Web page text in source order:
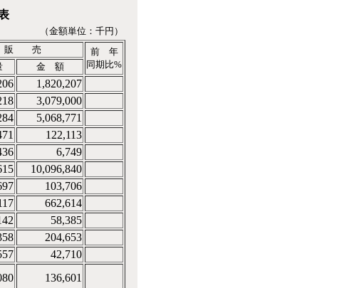
（金額単位：千円）
販 売
前 年
同期比%
金 額
1,820,207
3,079,000
5,068,771
122,113
6,749
10,096,840
103,706
662,614
58,385
204,653
42,710
136,601